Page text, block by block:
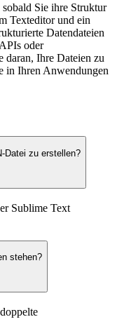
Sie ihre Struktur
Texteditor und ein
Datendateien
oder
daran, Ihre Dateien zu
in Ihren Anwendungen
Datei zu erstellen?
Sublime Text
stehen?